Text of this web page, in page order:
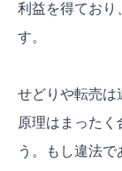
利益を得ており
す。
せどりや転売は
原理はまったく
う。もし違法